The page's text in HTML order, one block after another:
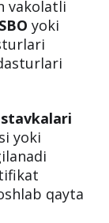
vakolatli
yoki
yoki
qayta